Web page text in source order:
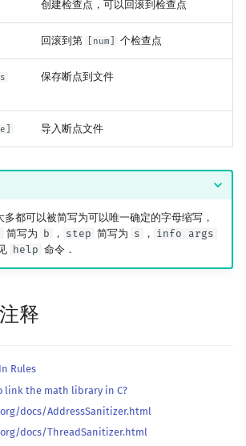
创建检查点，可以回滚到检查点
回滚到第 [num] 个检查点
保存断点到文件
导入断点文件
都可以被简写为可以唯一确定的字母缩写，
简写为 b ， step 简写为 s ， info args
help 命令．
释
Rules
link the math library in C?
docs/AddressSanitizer.html
docs/ThreadSanitizer.html